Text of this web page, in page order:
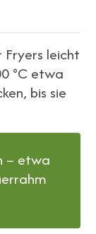
Fryers leicht
°C etwa
bis sie
– etwa